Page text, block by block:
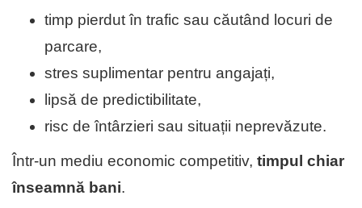
timp pierdut în trafic sau căutând locuri de
parcare,
stres suplimentar pentru angajați,
lipsă de predictibilitate,
risc de întârzieri sau situații neprevăzute.
Într-un mediu economic competitiv, timpul chiar
înseamnă bani.